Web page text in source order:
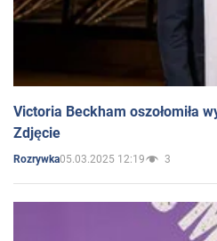
Victoria Beckham oszołomiła
Zdjęcie
Rozrywka05.03.2025 12:19 3